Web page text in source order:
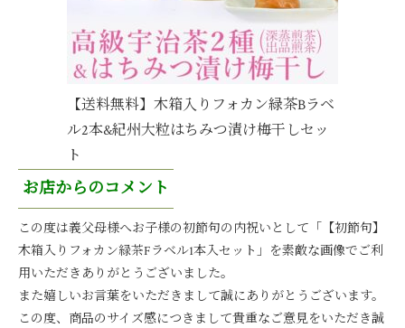
【送料無料】木箱入りフォカン緑茶Bラベ
ル2本&紀州大粒はちみつ漬け梅干しセッ
ト
お店からのコメント
この度は義父母様へお子様の初節句の内祝いとして「【初節句】
木箱入りフォカン緑茶Fラベル1本入セット」を素敵な画像でご利
用いただきありがとうございました。
また嬉しいお言葉をいただきまして誠にありがとうございます。
この度、商品のサイズ感につきまして貴重なご意見をいただき誠